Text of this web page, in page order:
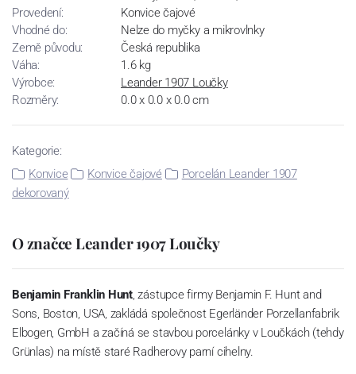
Provedení:
Konvice čajové
Vhodné do:
Nelze do myčky a mikrovlnky
Země původu:
Česká republika
Váha:
1.6 kg
Výrobce:
Leander 1907 Loučky
Rozměry:
0.0 x 0.0 x 0.0 cm
Kategorie:
Konvice
Konvice čajové
Porcelán Leander 1907
dekorovaný
O značce Leander 1907 Loučky
Benjamin Franklin Hunt, zástupce firmy Benjamin F. Hunt and
Sons, Boston, USA, zakládá společnost Egerländer Porzellanfabrik
Elbogen, GmbH a začíná se stavbou porcelánky v Loučkách (tehdy
Grünlas) na místě staré Radherovy parní cihelny.